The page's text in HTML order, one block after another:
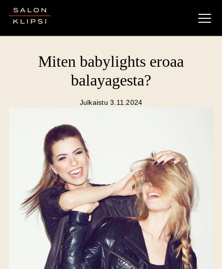
Salon Klipsi
Miten babylights eroaa
balayagesta?
Julkaistu 3.11.2024